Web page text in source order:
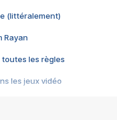
(littéralement)
Rayan
toutes les règles
les jeux vidéo